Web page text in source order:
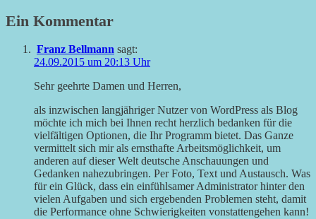
Ein Kommentar
Franz Bellmann sagt:
24.09.2015 um 20:13 Uhr
Sehr geehrte Damen und Herren,
als inzwischen langjähriger Nutzer von WordPress als Blog
möchte ich mich bei Ihnen recht herzlich bedanken für die
vielfältigen Optionen, die Ihr Programm bietet. Das Ganze
vermittelt sich mir als ernsthafte Arbeitsmöglichkeit, um
anderen auf dieser Welt deutsche Anschauungen und
Gedanken nahezubringen. Per Foto, Text und Austausch. Was
für ein Glück, dass ein einfühlsamer Administrator hinter den
vielen Aufgaben und sich ergebenden Problemen steht, damit
die Performance ohne Schwierigkeiten vonstattengehen kann!